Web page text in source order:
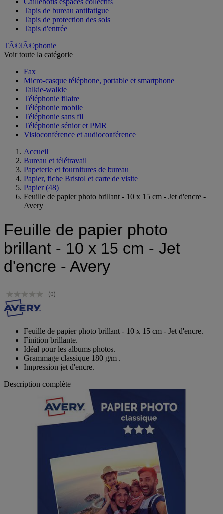
Caillebotis espaces collectifs
Tapis de bureau antifatigue
Tapis de protection des sols
TÃ©lÃ©phonie
Fax
Micro-casque téléphone, portable et smartphone
Talkie-walkie
Téléphonie filaire
Téléphonie mobile
Téléphonie sans fil
Téléphonie sénior et PMR
Accueil
Bureau et télétravail
Papeterie et fournitures de bureau
Papier, fiche Bristol et carte de visite
Papier (48)
Feuille de papier photo brillant - 10 x 15 cm - Jet d'encre -
Feuille de papier photo
brillant - 10 x 15 cm - Jet
d'encre - Avery
Feuille de papier photo brillant - 10 x 15 cm - Jet d'encre.
Finition brillante.
Idéal pour les albums photos.
Grammage classique 180 g/m .